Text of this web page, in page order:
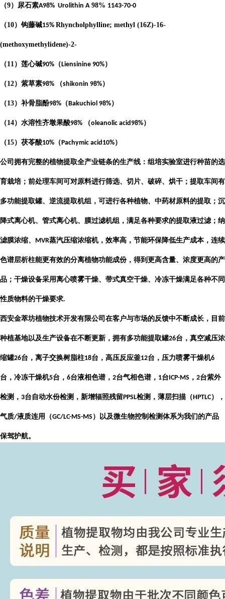
（9）尿石素A98% Urolithin A98% 1143-70-0
（10）钩藤碱15% Rhyncholphylline; methyl (16Z)-16-
(methoxymethylidene)-2-
（11）莲心碱90% （Liensinine 90%）
（12）紫草素98% （shikonin 98%）
（13）补骨脂酚98% （Bakuchiol 98%）
（14）水溶性齐墩果酸98% （oleanolic acid98%）
（15）茯苓酸10% （Pachymic acid10%）
公司 拥有完整的植物提取全产业链条的生产线：组培实验室进行种苗的选
育栽培；前处理车间可对原料进行筛选、切片、破碎、烘干；提取车间有
多功能提取罐、逆流提取机组，可进行各种植物、中药材原料的提取；沉
降式离心机、管式离心机、膜过滤机组，满足各种要求的提取液过滤；纳
滤膜浓缩、 MVR蒸汽压缩浓缩机，效率高，节能环保降低生产成本，连续
色谱层析柱能更有效的分离植物功能成份，得到更高含量、浓度更高的产
品；干燥设备采用离心喷雾干燥、带式真空干燥、冷冻干燥满足各种不同
性质物料的干燥要求.
西安金萃坊植物技术开发有限公司 在客户与市场的反馈中不断成长，目前
种植基地以及生产设备在不断更新，拥有多功能提取罐26台，真空减压浓
缩罐26台，离子交换树脂柱18台，高压反应釜12台，压力喷雾干燥机6
台，冷冻干燥机5台， 6台液相色谱， 2台气相色谱， 1台ICP-MS ， 2台紫外
检测， 3台自动水份检测，新增辐照残留PPSL检测，薄层扫描（HPTLC），
气质/液质连用（GC/LC-MS-MS）以及微生物控制检测体系为我们的产品
保驾护航。